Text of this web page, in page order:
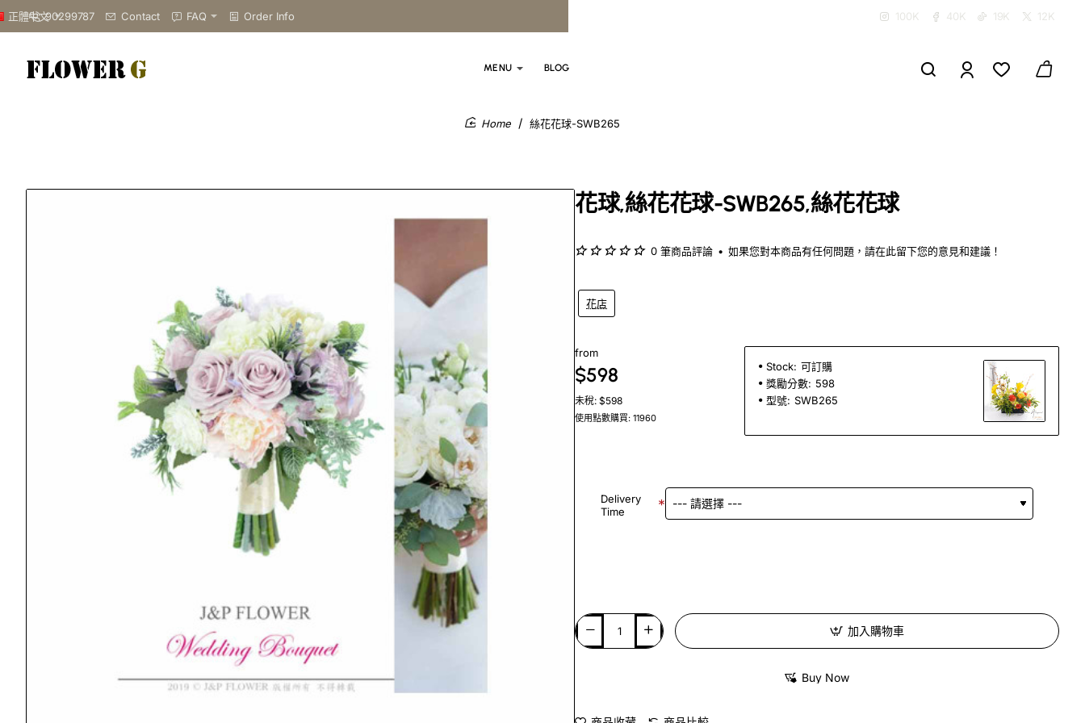
90299787 Contact FAQ Order Info
正體中文 100K 40K 19K 12K
MENU BLOG
絲花花球-SWB265
花球,絲花花球-SWB265,絲花花球
花店
0 筆商品評論 • 如果您對本商品有任何問題，請在此留下您的意見和建議！
from
$598
未稅: $598
使用點數購買: 11960
Stock: 可訂購
獎勵分數: 598
型號: SWB265
Delivery
Time
加入購物車
Buy Now